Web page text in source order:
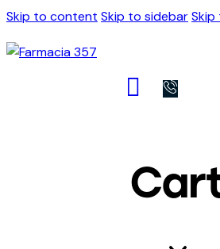
Skip to content Skip to sidebar